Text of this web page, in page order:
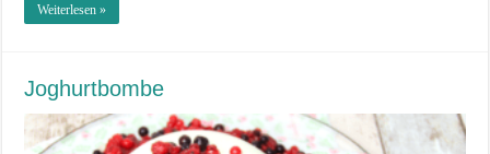
Weiterlesen »
Joghurtbombe